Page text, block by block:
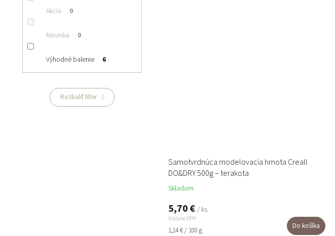
Akcia 0
Novinka 0
Výhodné balenie 6
Rozbaliť filter
Samotvrdnúca modelovacia hmota Creall
DO&DRY 500g – terakota
Skladom
5,70 € / ks
Vrátane DPH
Jednotková
1,14 € / 100 g Do košíka